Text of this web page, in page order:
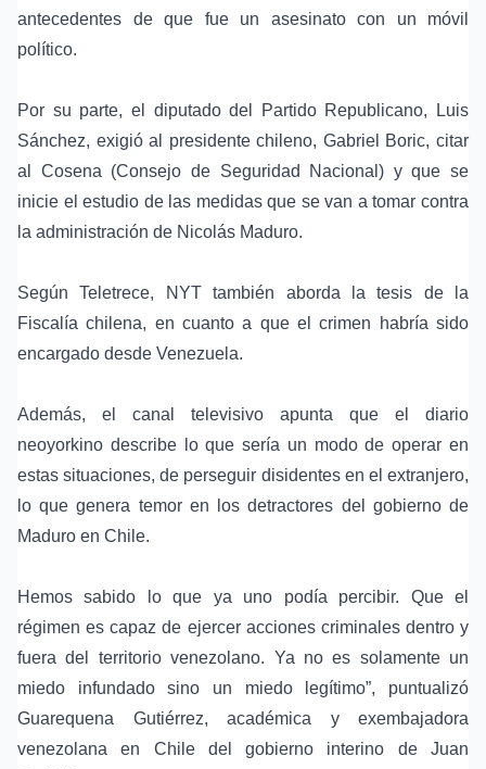
antecedentes de que fue un asesinato con un móvil
político.
Por su parte, el diputado del Partido Republicano, Luis
Sánchez, exigió al presidente chileno, Gabriel Boric, citar
al Cosena (Consejo de Seguridad Nacional) y que se
inicie el estudio de las medidas que se van a tomar contra
la administración de Nicolás Maduro.
Según Teletrece, NYT también aborda la tesis de la
Fiscalía chilena, en cuanto a que el crimen habría sido
encargado desde Venezuela.
Además, el canal televisivo apunta que el diario
neoyorkino describe lo que sería un modo de operar en
estas situaciones, de perseguir disidentes en el extranjero,
lo que genera temor en los detractores del gobierno de
Maduro en Chile.
Hemos sabido lo que ya uno podía percibir. Que el
régimen es capaz de ejercer acciones criminales dentro y
fuera del territorio venezolano. Ya no es solamente un
miedo infundado sino un miedo legítimo”, puntualizó
Guarequena Gutiérrez, académica y exembajadora
venezolana en Chile del gobierno interino de Juan